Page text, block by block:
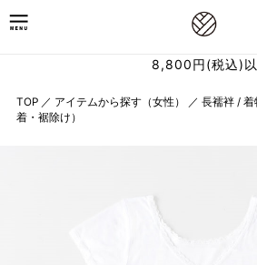
8,800円(税込)
TOP ／ アイテムから探す（女性） ／ 長襦袢 / 着
着・裾除け）